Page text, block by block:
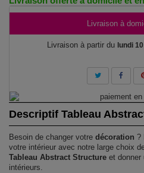
Livraison à
Livraison à partir du lundi
Descriptif Tableau
Besoin de changer votre décoration ?
votre intérieur avec notre large choix
Tableau Abstract Structure et donner
intérieurs.